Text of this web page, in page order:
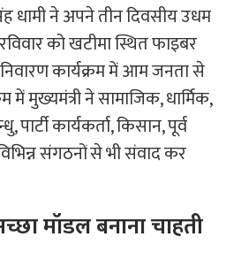
धामी ने अपने तीन दिवसीय उधम
को खटीमा स्थित फाइबर
कार्यक्रम में आम जनता से
में मुख्यमंत्री ने सामाजिक, धार्मिक,
पार्टी कार्यकर्ता, किसान, पूर्व
संगठनों से भी संवाद कर
मॉडल बनाना चाहती